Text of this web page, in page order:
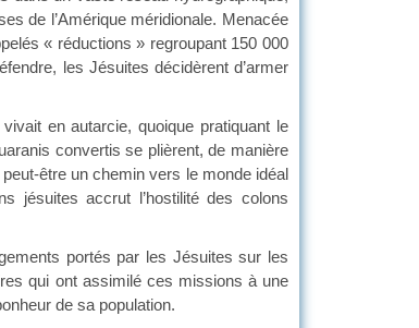
de l’Amérique méridionale. Menacée
« réductions » regroupant 150 000
les Jésuites décidèrent d’armer
en autarcie, quoique pratiquant le
convertis se plièrent, de manière
être un chemin vers le monde idéal
jésuites accrut l’hostilité des colons
portés par les Jésuites sur les
qui ont assimilé ces missions à une
de sa population.